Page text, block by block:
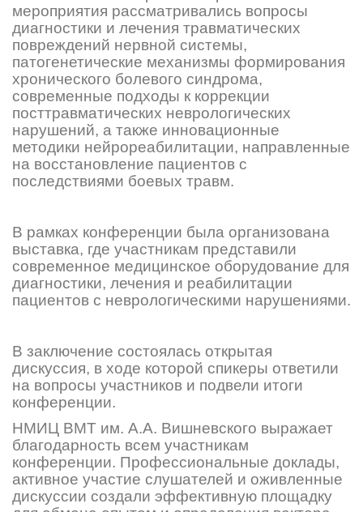
мероприятия рассматривались вопросы
диагностики и лечения травматических
повреждений нервной системы,
патогенетические механизмы формирования
хронического болевого синдрома,
современные подходы к коррекции
посттравматических неврологических
нарушений, а также инновационные
методики нейрореабилитации, направленные
на восстановление пациентов с
последствиями боевых травм.
В рамках конференции была организована
выставка, где участникам представили
современное медицинское оборудование для
диагностики, лечения и реабилитации
пациентов с неврологическими нарушениями.
В заключение состоялась открытая
дискуссия, в ходе которой спикеры ответили
на вопросы участников и подвели итоги
конференции.
НМИЦ ВМТ им. А.А. Вишневского выражает
благодарность всем участникам
конференции. Профессиональные доклады,
активное участие слушателей и оживленные
дискуссии создали эффективную площадку